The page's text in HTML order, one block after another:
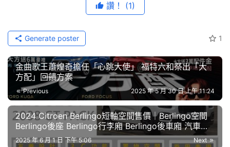
行
百
大
中
古
車
買
新車試駕影音 媒體嚴選好車
購車免費諮詢 為您精選車商
讚！ (1)
1
Generate poster
金曲歌王蕭煌奇擔任「心跳大使」 福特六和祭出「大
方配」回饋方案
Previous 2025 年 5 月 30 日 上午 11:24
2024 Citroen Berlingo短軸空間售價│Berlingo空間
Berlingo後座 Berlingo行李廂 Berlingo後車廂 汽車空
間比較 七人座推薦 空間大的休旅車 後座大的車
Next
2025 年 6 月 1 日 下午 5:06